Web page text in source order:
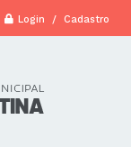
Login / Cadastro